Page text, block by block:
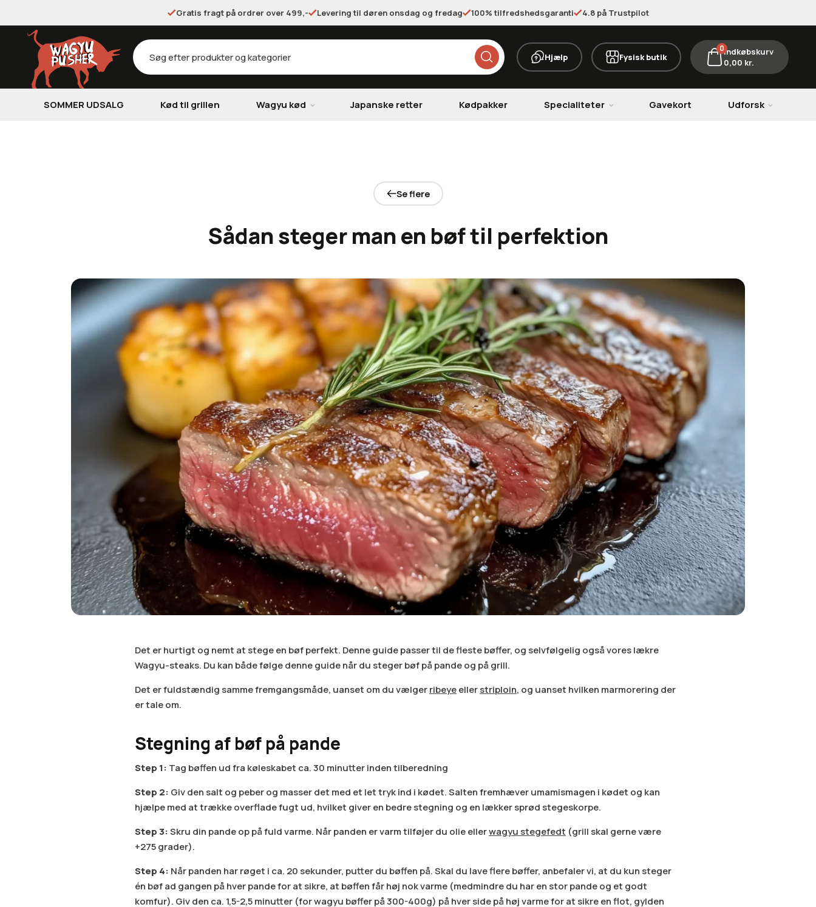
Gratis fragt på ordrer over 499,- Levering til døren onsdag og fredag 100% tilfredshedsgaranti 4.8 på Trustpilot
Products
search Hjælp Fysisk butik
0Indkøbskurv
0,00 kr.
SOMMER UDSALG Kød til grillen Wagyu kød Japanske retter Kødpakker Specialiteter Gavekort Udforsk
Se flere
Sådan steger man en bøf til perfektion
Det er hurtigt og nemt at stege en bøf perfekt. Denne guide passer til de fleste bøffer, og selvfølgelig også vores lækre
Wagyu-steaks. Du kan både følge denne guide når du steger bøf på pande og på grill.
Det er fuldstændig samme fremgangsmåde, uanset om du vælgerribeyeellerstriploin, og uanset hvilken marmorering der
er tale om.
Stegning af bøf på pande
Step 1: Tag bøffen ud fra køleskabet ca. 30 minutter inden tilberedning
Step 2: Giv den salt og peber og masser det med et let tryk ind i kødet. Salten fremhæver umamismagen i kødet og kan
hjælpe med at trække overflade fugt ud, hvilket giver en bedre stegning og en lækker sprød stegeskorpe.
Step 3:Skru din pande op på fuld varme. Når panden er varm tilføjer du olie ellerwagyu stegefedt (grill skal gerne være
+275 grader).
Step 4: Når panden har røget i ca. 20 sekunder, putter du bøffen på. Skal du lave flere bøffer, anbefaler vi, at du kun steger
én bøf ad gangen på hver pande for at sikre, at bøffen får høj nok varme (medmindre du har en stor pande og et godt
komfur). Giv den ca. 1,5-2,5 minutter (for wagyu bøffer på 300-400g) på hver side på høj varme for at sikre en flot, gylden